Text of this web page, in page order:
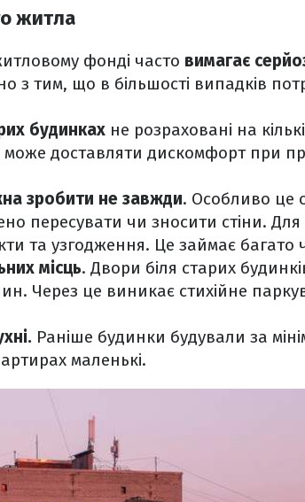
житла
фонді часто вимагає
з тим, що в більшості випадків
будинках не розраховані на
може доставляти дискомфорт при
зробити не завжди. Особливо це
пересувати чи зносити стіни. Для
та узгодження. Це займає
місць. Двори біля старих
Через це виникає стихійне
Раніше будинки будували за
маленькі.